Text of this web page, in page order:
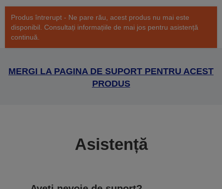
Produs întrerupt - Ne pare rău, acest produs nu mai este
disponibil. Consultați informațiile de mai jos pentru asistență
continuă.
MERGI LA PAGINA DE SUPORT PENTRU ACEST
PRODUS
Asistență